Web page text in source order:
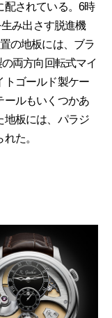
配されている。6時
み出さす脱進機
の地板には、ブラ
両方向回転式マイ
トゴールド製ケー
ールもいくつかあ
地板には、パラジ
た。